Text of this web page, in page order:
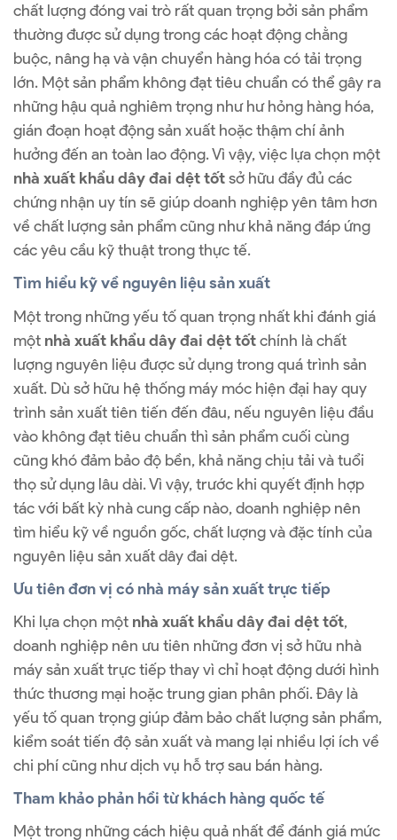
chất lượng đóng vai trò rất quan trọng bởi sản phẩm
thường được sử dụng trong các hoạt động chằng
buộc, nâng hạ và vận chuyển hàng hóa có tải trọng
lớn. Một sản phẩm không đạt tiêu chuẩn có thể gây ra
những hậu quả nghiêm trọng như hư hỏng hàng hóa,
gián đoạn hoạt động sản xuất hoặc thậm chí ảnh
hưởng đến an toàn lao động. Vì vậy, việc lựa chọn một
nhà xuất khẩu dây đai dệt tốtsở hữu đầy đủ các
chứng nhận uy tín sẽ giúp doanh nghiệp yên tâm hơn
về chất lượng sản phẩm cũng như khả năng đáp ứng
các yêu cầu kỹ thuật trong thực tế.
Tìm hiểu kỹ về nguyên liệu sản xuất
Một trong những yếu tố quan trọng nhất khi đánh giá
một nhà xuất khẩu dây đai dệt tốtchính là chất
lượng nguyên liệu được sử dụng trong quá trình sản
xuất. Dù sở hữu hệ thống máy móc hiện đại hay quy
trình sản xuất tiên tiến đến đâu, nếu nguyên liệu đầu
vào không đạt tiêu chuẩn thì sản phẩm cuối cùng
cũng khó đảm bảo độ bền, khả năng chịu tải và tuổi
thọ sử dụng lâu dài. Vì vậy, trước khi quyết định hợp
tác với bất kỳ nhà cung cấp nào, doanh nghiệp nên
tìm hiểu kỹ về nguồn gốc, chất lượng và đặc tính của
nguyên liệu sản xuất dây đai dệt.
Ưu tiên đơn vị có nhà máy sản xuất trực tiếp
Khi lựa chọn một nhà xuất khẩu dây đai dệt tốt,
doanh nghiệp nên ưu tiên những đơn vị sở hữu nhà
máy sản xuất trực tiếp thay vì chỉ hoạt động dưới hình
thức thương mại hoặc trung gian phân phối. Đây là
yếu tố quan trọng giúp đảm bảo chất lượng sản phẩm,
kiểm soát tiến độ sản xuất và mang lại nhiều lợi ích về
chi phí cũng như dịch vụ hỗ trợ sau bán hàng.
Tham khảo phản hồi từ khách hàng quốc tế
Một trong những cách hiệu quả nhất để đánh giá mức